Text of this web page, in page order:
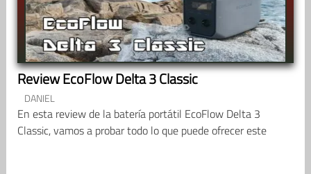
Review EcoFlow Delta 3 Classic
DANIEL
En esta review de la batería portátil EcoFlow Delta 3
Classic, vamos a probar todo lo que puede ofrecer este